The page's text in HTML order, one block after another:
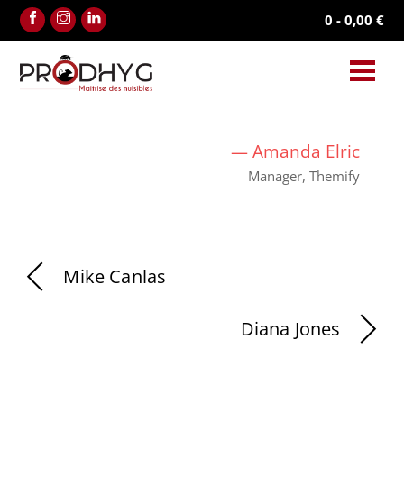
Facebook
InstagramLinkedin 0 - 0,00 €
04.76.03.15.61
—Amanda Elric
Manager, Themify
Mike Canlas
Diana Jones